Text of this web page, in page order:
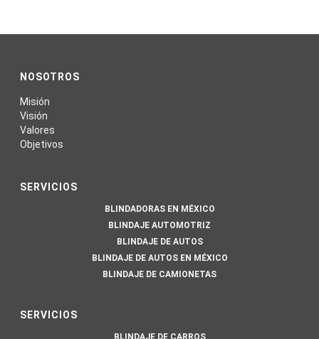
NOSOTROS
Misión
Visión
Valores
Objetivos
SERVICIOS
BLINDADORAS EN MÉXICO
BLINDAJE AUTOMOTRIZ
BLINDAJE DE AUTOS
BLINDAJE DE AUTOS EN MÉXICO
BLINDAJE DE CAMIONETAS
SERVICIOS
BLINDAJE DE CARROS